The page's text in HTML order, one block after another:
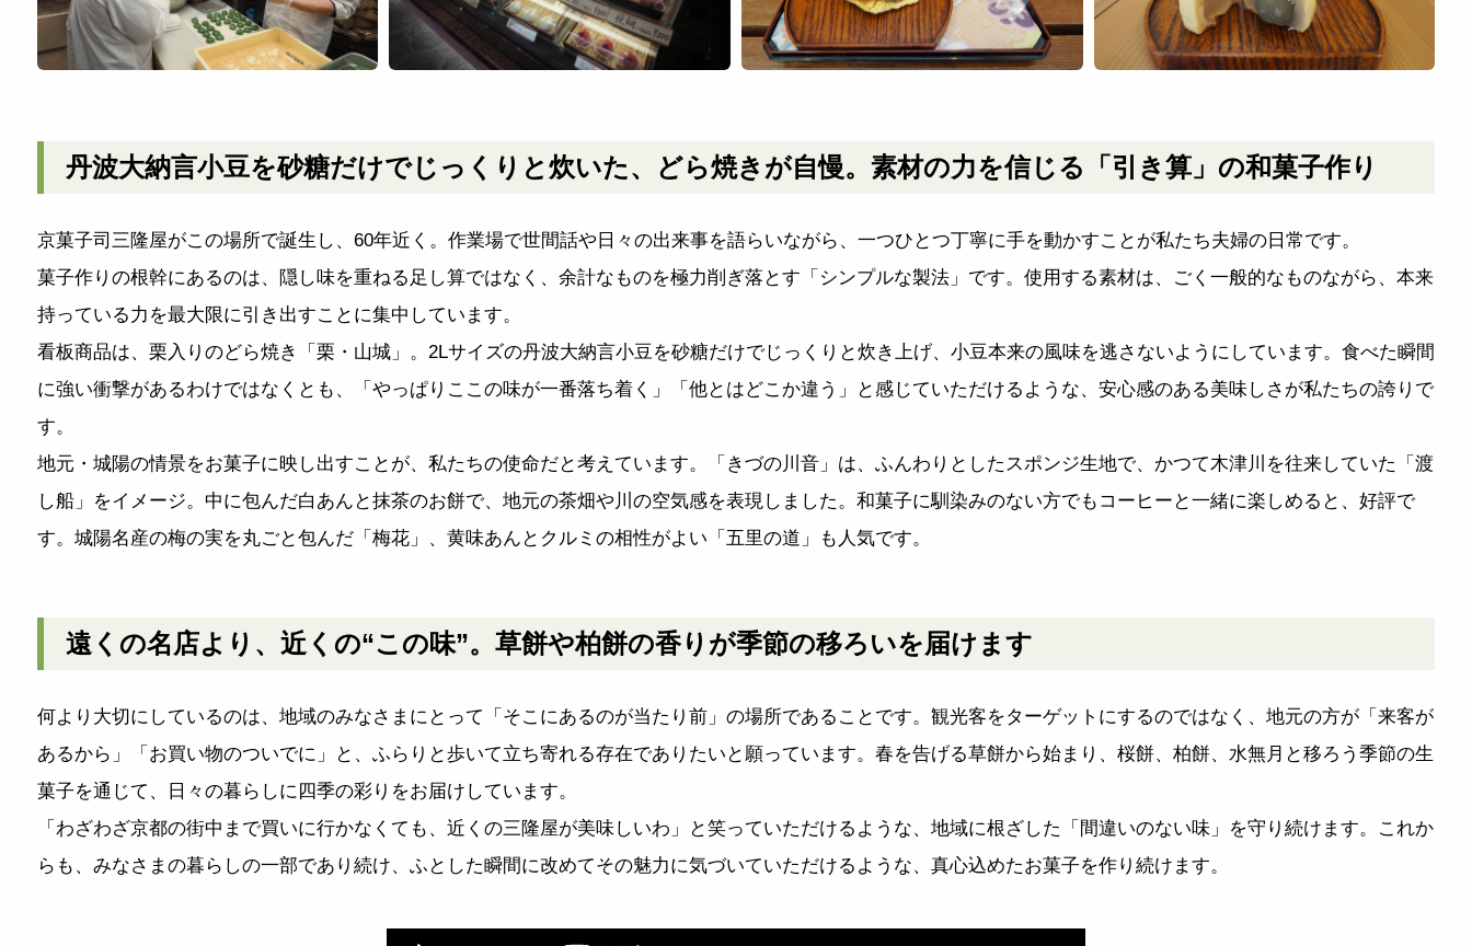
丹波大納言小豆を砂糖だけでじっくりと炊いた、どら焼きが自慢。素材の力を信じる「引き算」の和菓子作り
京菓子司三隆屋がこの場所で誕生し、60年近く。作業場で世間話や日々の出来事を語らいながら、一つひとつ丁寧に手を動かすことが私たち夫婦の日常です。
菓子作りの根幹にあるのは、隠し味を重ねる足し算ではなく、余計なものを極力削ぎ落とす「シンプルな製法」です。使用する素材は、ごく一般的なものながら、本来
持っている力を最大限に引き出すことに集中しています。
看板商品は、栗入りのどら焼き「栗・山城」。2Lサイズの丹波大納言小豆を砂糖だけでじっくりと炊き上げ、小豆本来の風味を逃さないようにしています。食べた瞬間
に強い衝撃があるわけではなくとも、「やっぱりここの味が一番落ち着く」「他とはどこか違う」と感じていただけるような、安心感のある美味しさが私たちの誇りで
す。
地元・城陽の情景をお菓子に映し出すことが、私たちの使命だと考えています。「きづの川音」は、ふんわりとしたスポンジ生地で、かつて木津川を往来していた「渡
し船」をイメージ。中に包んだ白あんと抹茶のお餅で、地元の茶畑や川の空気感を表現しました。和菓子に馴染みのない方でもコーヒーと一緒に楽しめると、好評で
す。城陽名産の梅の実を丸ごと包んだ「梅花」、黄味あんとクルミの相性がよい「五里の道」も人気です。
遠くの名店より、近くの“この味”。草餅や柏餅の香りが季節の移ろいを届けます
何より大切にしているのは、地域のみなさまにとって「そこにあるのが当たり前」の場所であることです。観光客をターゲットにするのではなく、地元の方が「来客が
あるから」「お買い物のついでに」と、ふらりと歩いて立ち寄れる存在でありたいと願っています。春を告げる草餅から始まり、桜餅、柏餅、水無月と移ろう季節の生
菓子を通じて、日々の暮らしに四季の彩りをお届けしています。
「わざわざ京都の街中まで買いに行かなくても、近くの三隆屋が美味しいわ」と笑っていただけるような、地域に根ざした「間違いのない味」を守り続けます。これか
らも、みなさまの暮らしの一部であり続け、ふとした瞬間に改めてその魅力に気づいていただけるような、真心込めたお菓子を作り続けます。